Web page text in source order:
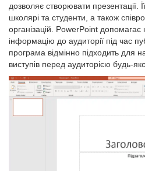
дозволяє створювати презентації.
школярі та студенти, а також
організацій. PowerPoint
інформацію до аудиторії під час
програма відмінно підходить для
виступів перед аудиторією будь-